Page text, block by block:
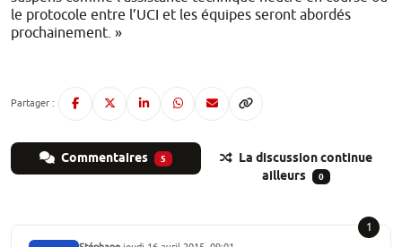
le protocole entre l’UCI et les équipes seront abordés
prochainement. »
Partager :
Commentaires 5
La discussion continue
ailleurs
0
1